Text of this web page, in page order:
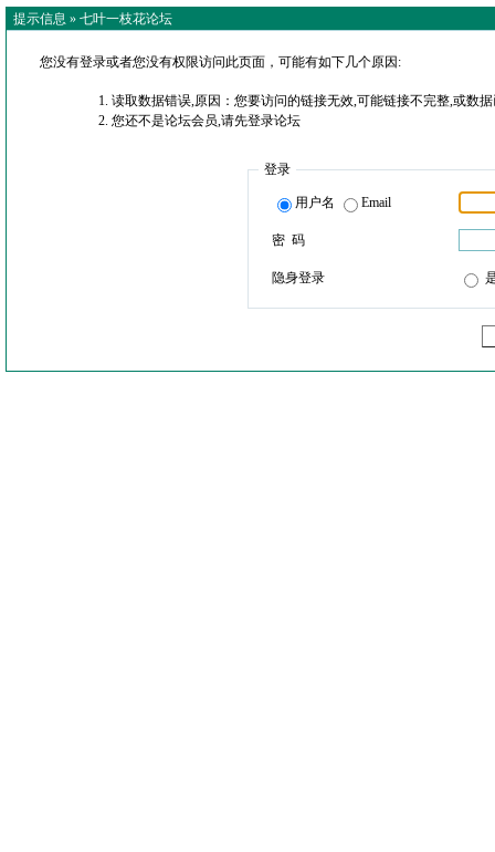
提示信息 » 七叶一枝花论坛
您没有登录或者您没有权限访问此页面，可能有如下几个原因:
读取数据错误,原因：您要访问的链接无效,可能链接不完整,或数
您还不是论坛会员,请先登录论坛
登录
用户名 Email
密 码
隐身登录